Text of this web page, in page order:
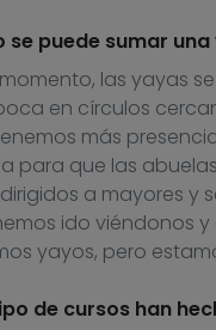
se puede sumar
las yayas
en círculos
más
para que las
a mayores y
ido viéndonos
yayos, pero
de cursos han